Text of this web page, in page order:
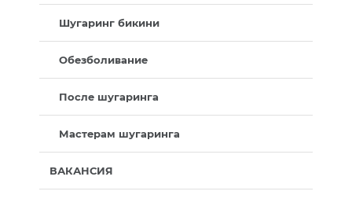
Шугаринг бикини
Обезболивание
После шугаринга
Мастерам шугаринга
ВАКАНСИЯ